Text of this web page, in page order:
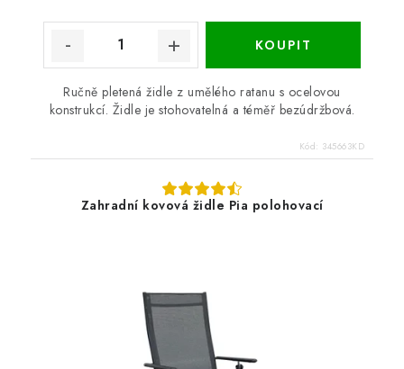
Ručně pletená židle z umělého ratanu s ocelovou
konstrukcí. Židle je stohovatelná a téměř bezúdržbová.
Kód: 345663KD
Zahradní kovová židle Pia polohovací